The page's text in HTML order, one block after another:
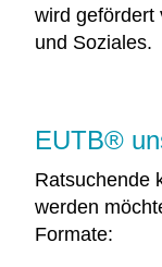
wird gefördert
und Soziales.
EUTB®
Ratsuchende
werden
Formate: